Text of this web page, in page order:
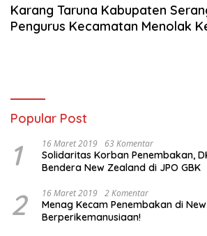
Karang Taruna Kabupaten
Pengurus Kecamatan Menolak
Popular Post
1 16 Maret 2019 63 Komentar
Solidaritas Korban Penembakan,
Bendera New Zealand di JPO GBK
2 16 Maret 2019 2 Komentar
Menag Kecam Penembakan di
Berperikemanusiaan!